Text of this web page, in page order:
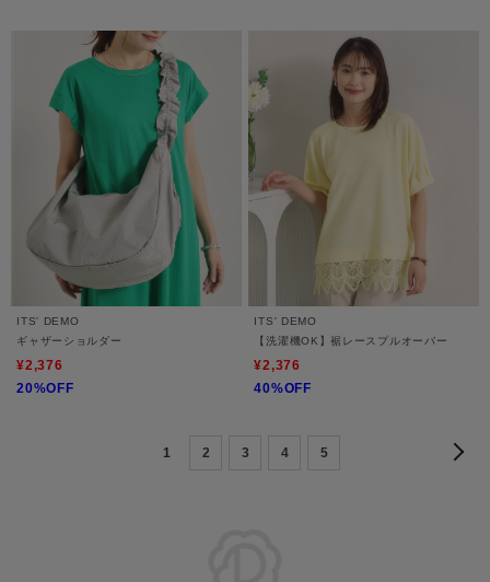
ITS' DEMO
ギャザーショルダー
¥2,376
20%OFF
ITS' DEMO
【洗濯機OK】裾レースプルオーバー
¥2,376
40%OFF
1 2 3 4 5